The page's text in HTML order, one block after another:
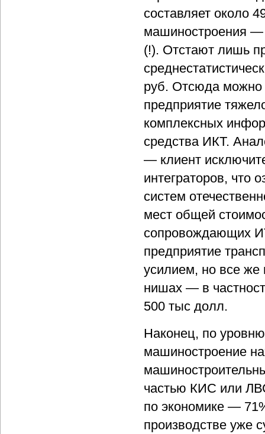
составляет около
машиностроения —
(!). Отстают лишь
руб. Отсюда можно
предприятие
комплексных
средства ИКТ.
— клиент
интеграторов, что
систем
мест общей
сопровождающих
предприятие
усилием, но все же
нишах — в
500 тыс долл.
Наконец, по
машиностроение
частью КИС или
по экономике —
производстве уже